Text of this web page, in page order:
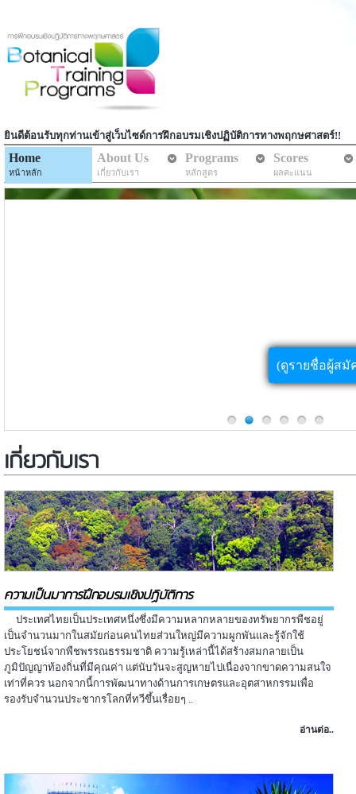
ยินดีต้อนรับทุกท่านเข้าสู่เว็บไซด์การฝึกอบรมเชิงปฏิบัติการทางพฤกษศาสตร์!!
Home
หน้าหลัก
About Us
เกี่ยวกับเรา
Programs
หลักสูตร
Scores
ผลคะแนน
(ดูรายชื่อผู้สมัค
เกี่ยวกับเรา
ความเป็นมาการฝึกอบรมเชิงปฏิบัติการ
ประเทศไทยเป็นประเทศหนึ่งซึ่งมีความหลากหลายของทรัพยากรพืชอยู่
เป็นจำนวนมากในสมัยก่อนคนไทยส่วนใหญ่มีความผูกพันและรู้จักใช้
ประโยชน์จากพืชพรรณธรรมชาติ ความรู้เหล่านี้ได้สร้างสมกลายเป็น
ภูมิปัญญาท้องถิ่นที่มีคุณค่า แต่นับวันจะสูญหายไปเนื่องจากขาดความสนใจ
เท่าที่ควร นอกจากนี้การพัฒนาทางด้านการเกษตรและอุตสาหกรรมเพื่อ
รองรับจำนวนประชากรโลกที่ทวีขึ้นเรื่อยๆ ..
อ่านต่อ..